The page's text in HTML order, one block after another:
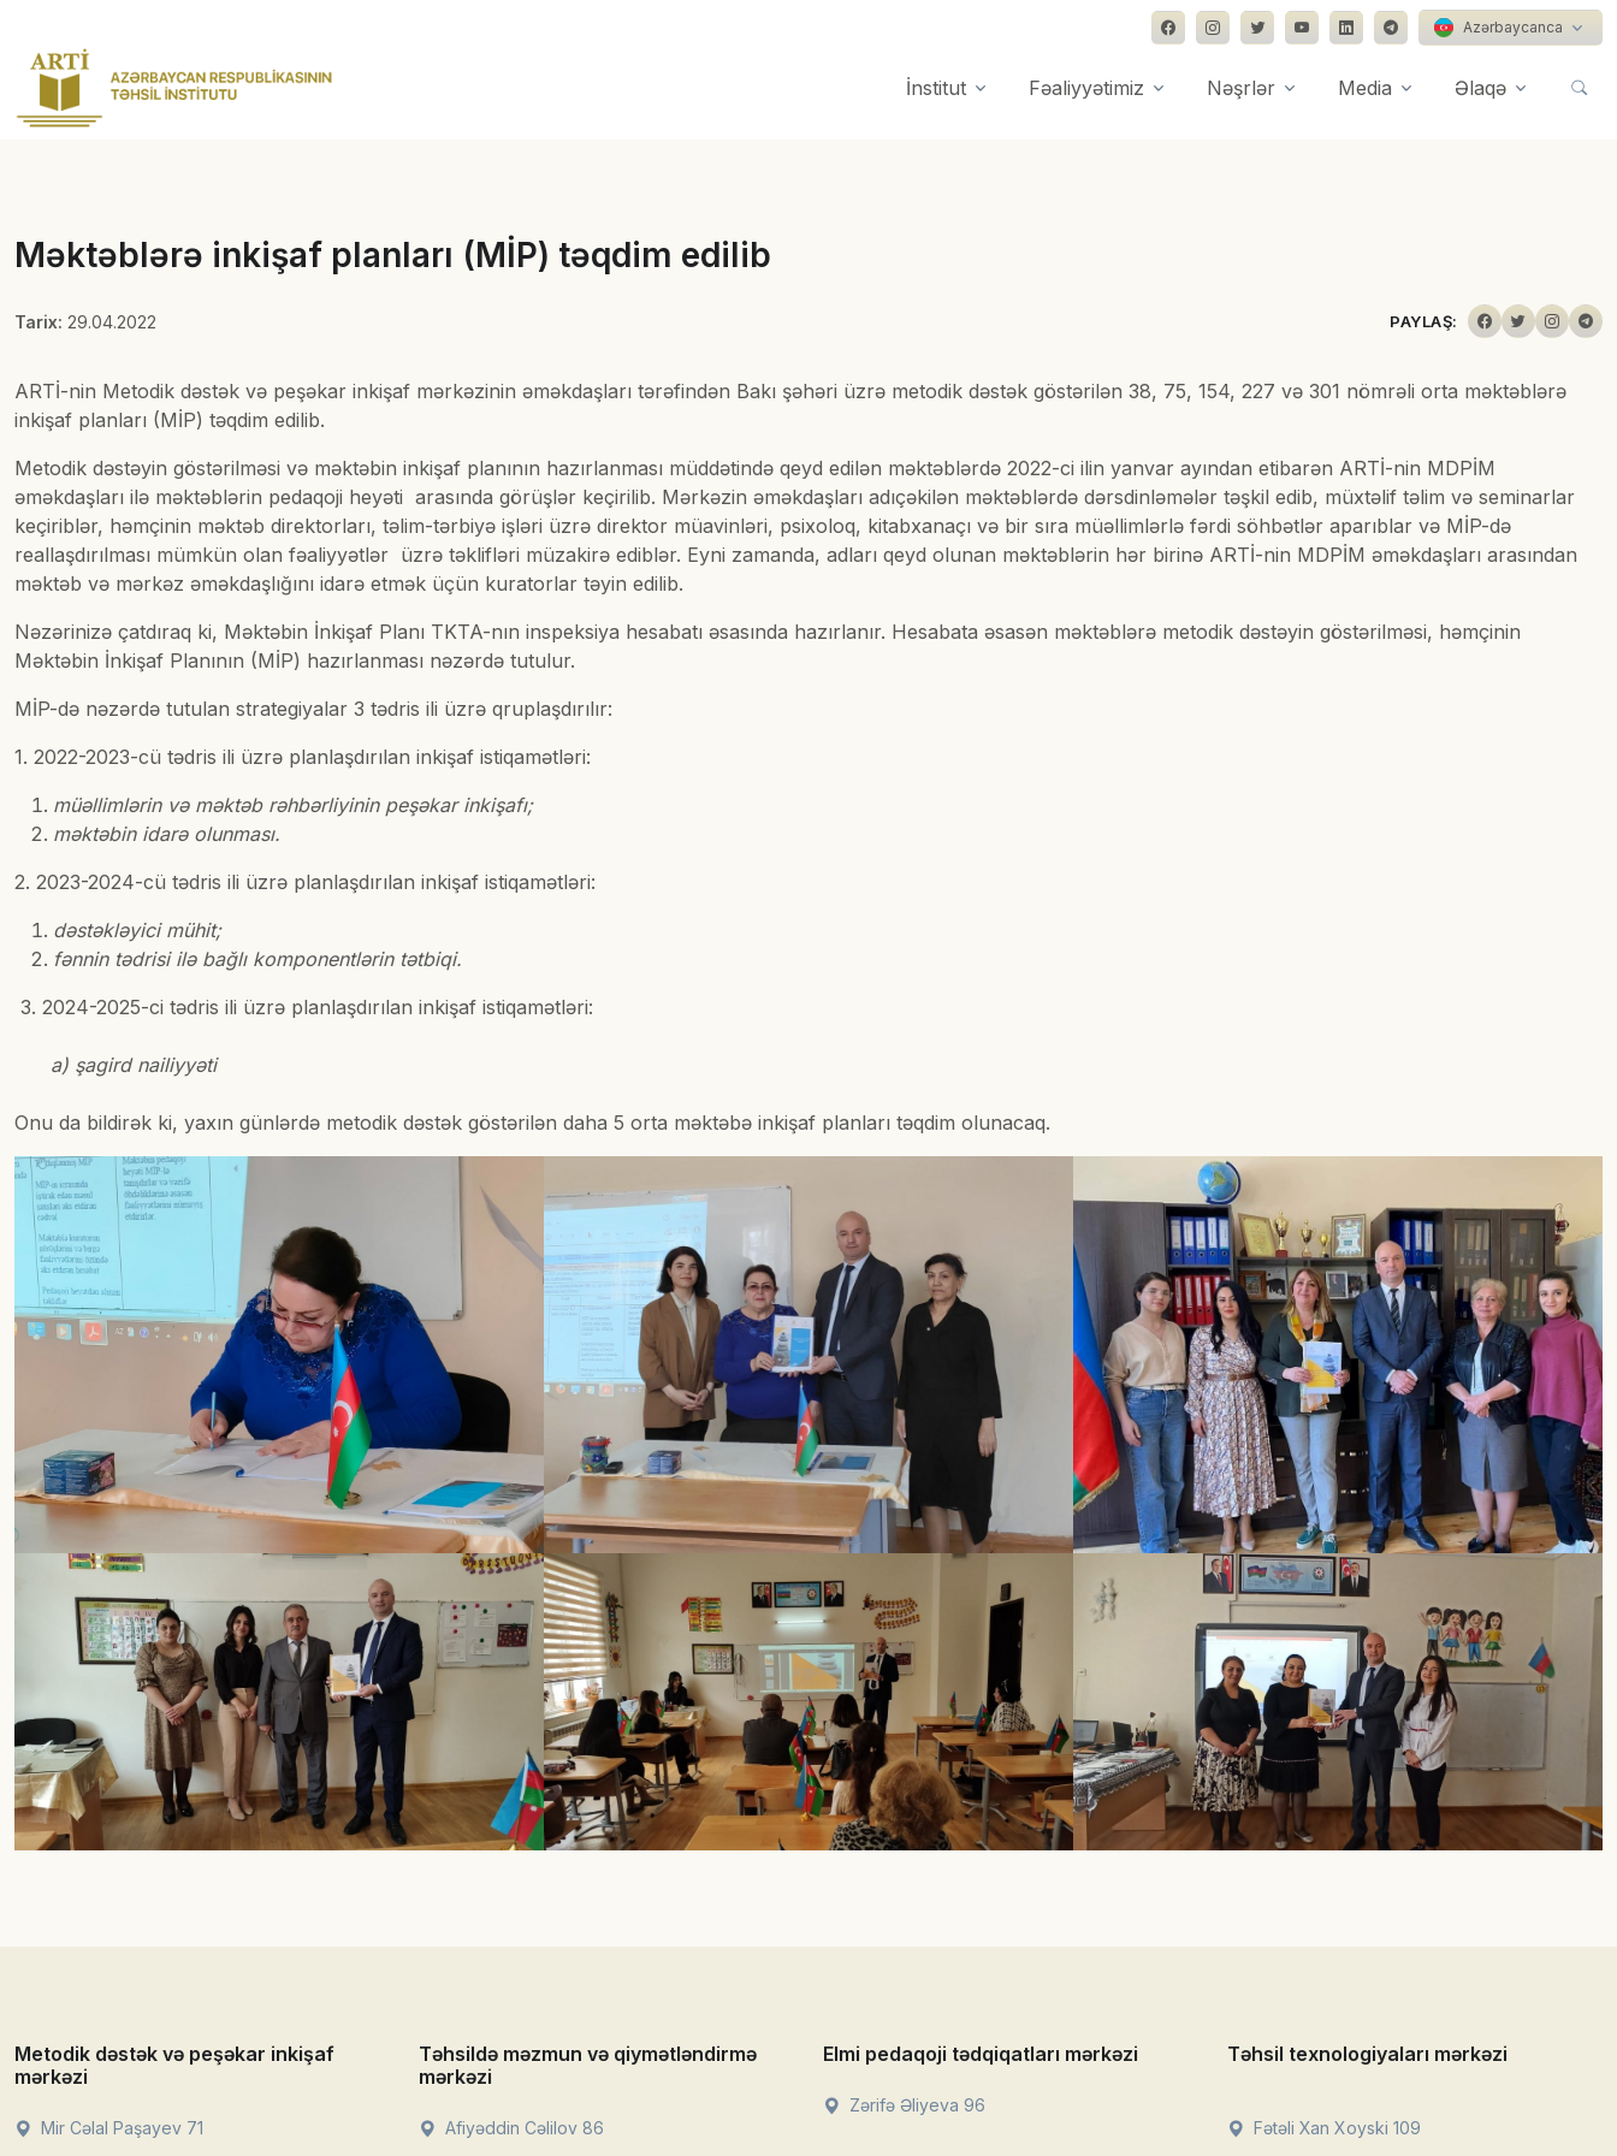
Azərbaycanca
İnstitut Fəaliyyətimiz Nəşrlər Media Əlaqə
Məktəblərə inkişaf planları (MİP) təqdim edilib
Tarix: 29.04.2022 PAYLAŞ:
ARTİ-nin Metodik dəstək və peşəkar inkişaf mərkəzinin əməkdaşları tərəfindən Bakı şəhəri üzrə metodik dəstək göstərilən 38, 75, 154, 227 və 301 nömrəli orta məktəblərə
inkişaf planları (MİP) təqdim edilib.
Metodik dəstəyin göstərilməsi və məktəbin inkişaf planının hazırlanması müddətində qeyd edilən məktəblərdə 2022-ci ilin yanvar ayından etibarən ARTİ-nin MDPİM
əməkdaşları ilə məktəblərin pedaqoji heyəti arasında görüşlər keçirilib. Mərkəzin əməkdaşları adıçəkilən məktəblərdə dərsdinləmələr təşkil edib, müxtəlif təlim və seminarlar
keçiriblər, həmçinin məktəb direktorları, təlim-tərbiyə işləri üzrə direktor müavinləri, psixoloq, kitabxanaçı və bir sıra müəllimlərlə fərdi söhbətlər aparıblar və MİP-də
reallaşdırılması mümkün olan fəaliyyətlər üzrə təklifləri müzakirə ediblər. Eyni zamanda, adları qeyd olunan məktəblərin hər birinə ARTİ-nin MDPİM əməkdaşları arasından
məktəb və mərkəz əməkdaşlığını idarə etmək üçün kuratorlar təyin edilib.
Nəzərinizə çatdıraq ki, Məktəbin İnkişaf Planı TKTA-nın inspeksiya hesabatı əsasında hazırlanır. Hesabata əsasən məktəblərə metodik dəstəyin göstərilməsi, həmçinin
Məktəbin İnkişaf Planının (MİP) hazırlanması nəzərdə tutulur.
MİP-də nəzərdə tutulan strategiyalar 3 tədris ili üzrə qruplaşdırılır:
1. 2022-2023-cü tədris ili üzrə planlaşdırılan inkişaf istiqamətləri:
müəllimlərin və məktəb rəhbərliyinin peşəkar inkişafı;
məktəbin idarə olunması.
2. 2023-2024-cü tədris ili üzrə planlaşdırılan inkişaf istiqamətləri:
dəstəkləyici mühit;
fənnin tədrisi ilə bağlı komponentlərin tətbiqi.
3. 2024-2025-ci tədris ili üzrə planlaşdırılan inkişaf istiqamətləri:
a) şagird nailiyyəti
Onu da bildirək ki, yaxın günlərdə metodik dəstək göstərilən daha 5 orta məktəbə inkişaf planları təqdim olunacaq.
Metodik dəstək və peşəkar inkişaf
mərkəzi
Mir Cəlal Paşayev 71
Təhsildə məzmun və qiymətləndirmə
mərkəzi
Afiyəddin Cəlilov 86
Elmi pedaqoji tədqiqatları mərkəzi
Zərifə Əliyeva 96
Təhsil texnologiyaları mərkəzi
Fətəli Xan Xoyski 109